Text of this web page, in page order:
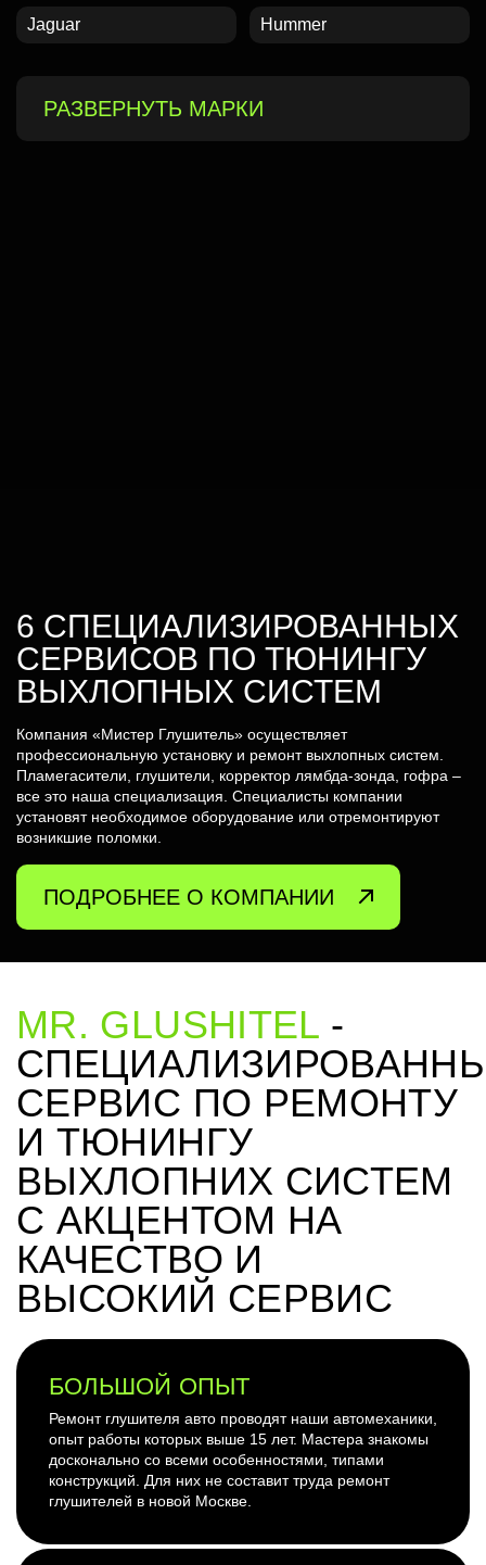
Jaguar Hummer
РАЗВЕРНУТЬ МАРКИ
6 СПЕЦИАЛИЗИРОВАННЫХ
СЕРВИСОВ ПО ТЮНИНГУ
ВЫХЛОПНЫХ СИСТЕМ
Компания «Мистер Глушитель» осуществляет
профессиональную установку и ремонт выхлопных систем.
Пламегасители, глушители, корректор лямбда-зонда, гофра –
все это наша специализация. Специалисты компании
установят необходимое оборудование или отремонтируют
возникшие поломки.
ПОДРОБНЕЕ О КОМПАНИИ
MR. GLUSHITEL -
СЕРВИС ПО РЕМОНТУ
И ТЮНИНГУ
ВЫХЛОПНИХ СИСТЕМ
С АКЦЕНТОМ НА
КАЧЕСТВО И
ВЫСОКИЙ СЕРВИС
БОЛЬШОЙ ОПЫТ
Ремонт глушителя авто проводят наши автомеханики,
опыт работы которых выше 15 лет. Мастера знакомы
досконально со всеми особенностями, типами
конструкций. Для них не составит труда ремонт
глушителей в новой Москве.